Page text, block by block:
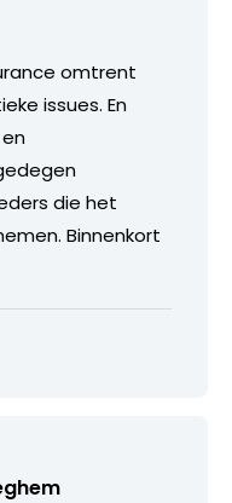
omtrent
issues. En
die het
Binnenkort